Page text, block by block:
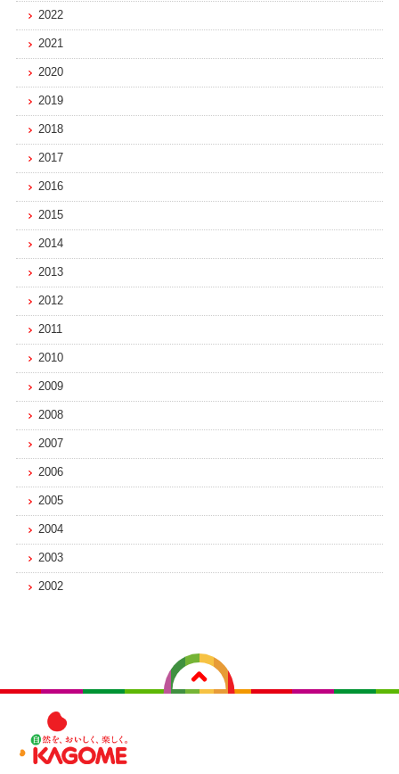
2022
2021
2020
2019
2018
2017
2016
2015
2014
2013
2012
2011
2010
2009
2008
2007
2006
2005
2004
2003
2002